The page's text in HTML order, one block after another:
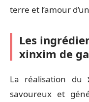
terre et l’amour
Les
xinxim de
La réalisation du
savoureux et